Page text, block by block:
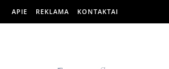
APIE REKLAMA KONTAKTAI